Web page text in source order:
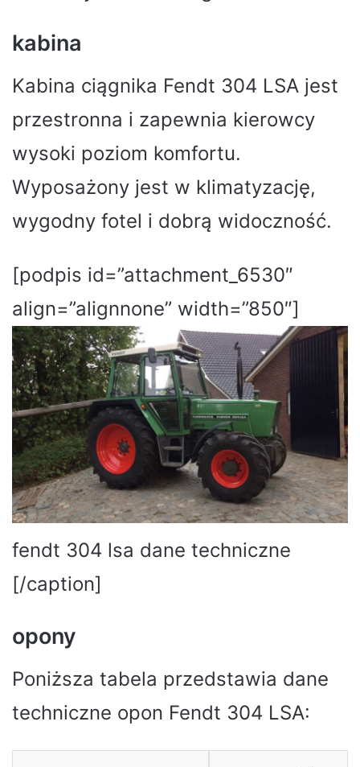
kabina
Kabina ciągnika Fendt 304 LSA jest
przestronna i zapewnia kierowcy
wysoki poziom komfortu.
Wyposażony jest w klimatyzację,
wygodny fotel i dobrą widoczność.
[podpis id=”attachment_6530″
align=”alignnone” width=”850″]
fendt 304 lsa dane techniczne
[/caption]
opony
Poniższa tabela przedstawia dane
techniczne opon Fendt 304 LSA: